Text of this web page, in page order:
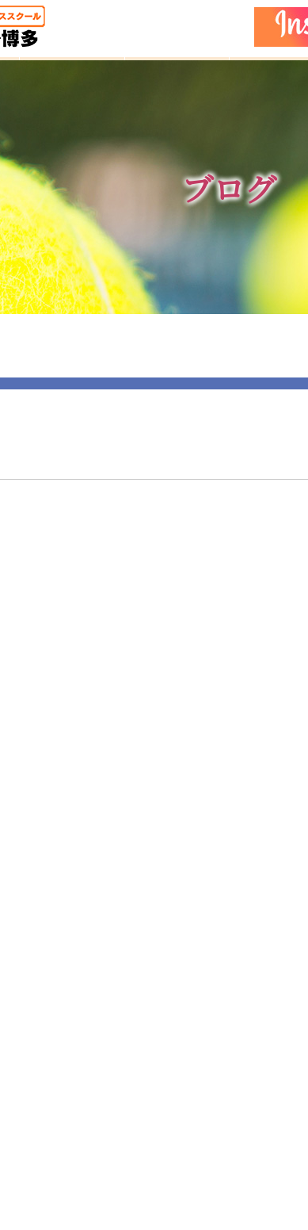
子どもクラス イベント
ブログ